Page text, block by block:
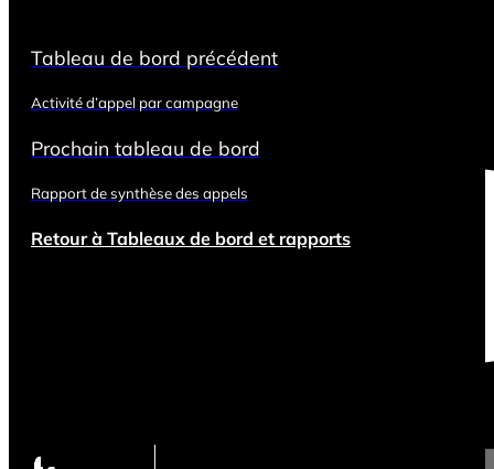
Tableau de bord précédent
Activité d’appel par campagne
Prochain tableau de bord
Rapport de synthèse des appels
Retour à Tableaux de bord et rapports